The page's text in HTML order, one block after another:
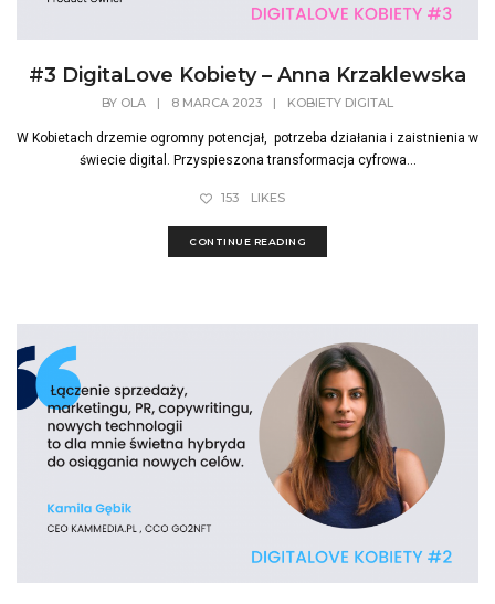
#3 DigitaLove Kobiety – Anna Krzaklewska
BY OLA | 8 MARCA 2023 | KOBIETY DIGITAL
W Kobietach drzemie ogromny potencjał, potrzeba działania i zaistnienia w
świecie digital. Przyspieszona transformacja cyfrowa...
153 LIKES
CONTINUE READING